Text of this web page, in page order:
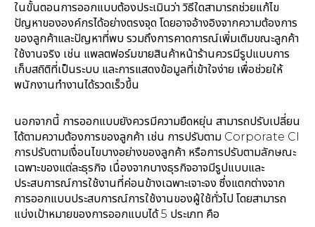
ในขั้นตอนการออกแบบต้องประเมินว่า วิธีใดสามารถช่วยแก้ไข
ปัญหาขององค์กรได้อย่างตรงจุด โดยอาจอ้างอิงจากความต้องการ
ของลูกค้าและปัญหาที่พบ รวมถึงการคาดการณ์เพิ่มเติมขณะลูกค้า
ใช้งานจริง เช่น แพลตฟอร์มขายสินค้าหน้าร้านควรมีรูปแบบการ
เก็บสถิติที่เป็นระบบ และการแสดงข้อมูลที่เข้าใจง่าย เพื่อช่วยให้
พนักงานทำงานได้รวดเร็วขึ้น
นอกจากนี้ การออกแบบยังควรมีความยืดหยุ่น สามารถปรับเปลี่ยน
ได้ตามความต้องการของลูกค้า เช่น การปรับตาม Corporate CI
การปรับตามเงื่อนไขบางอย่างของลูกค้า หรือการปรับตามลักษณะ
เฉพาะของแต่ละธุรกิจ เนื่องจากบางธุรกิจอาจมีรูปแบบและ
ประสบการณ์การใช้งานที่ค่อนข้างเฉพาะเจาะจง ซึ่งแตกต่างจาก
การออกแบบประสบการณ์การใช้งานของผู้ใช้ทั่วไป โดยสามารถ
แบ่งเป้าหมายของการออกแบบได้ 5 ประเภท คือ